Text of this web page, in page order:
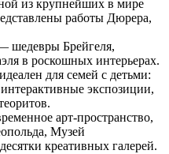
из крупнейших в мире
работы Дюрера,
шедевры Брейгеля,
в роскошных интерьерах.
для семей с детьми:
экспозиции,
арт-пространство,
Музей
креативных галерей.